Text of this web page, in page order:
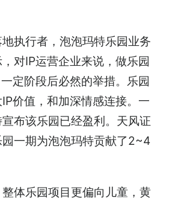
执行者，泡泡玛特乐园业务
对IP运营企业来说，做乐园
定阶段后必然的举措。乐园
价值，和加深情感连接。一
布该乐园已经盈利。天风证
一期为泡泡玛特贡献了2~4
体乐园项目更偏向儿童，黄